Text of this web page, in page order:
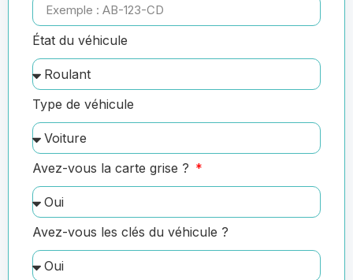
État du véhicule
Type de véhicule
Avez-vous la carte grise ?
Avez-vous les clés du véhicule ?